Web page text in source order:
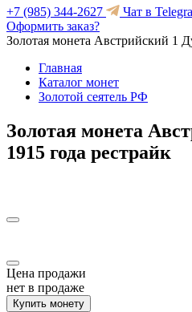
+7 (985) 344-2627
Чат в
Оформить заказ?
Золотая монета Австрийский 1
Главная
Каталог монет
Золотой сеятель РФ
Золотая монета
1915 года рестрайк
Цена продажи
нет в продаже
Купить монету